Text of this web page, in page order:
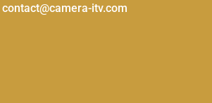
contact@camera-itv.com